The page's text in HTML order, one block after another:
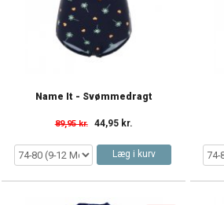
Name It - Svømmedragt
89,95 kr. 44,95 kr.
Læg i kurv